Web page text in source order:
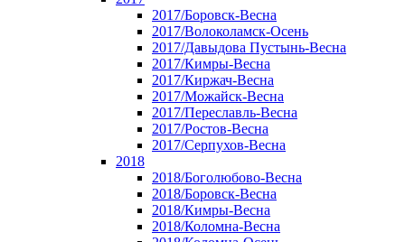
2017/Боровск-Весна
2017/Волоколамск-Осень
2017/Давыдова Пустынь-Весна
2017/Кимры-Весна
2017/Киржач-Весна
2017/Можайск-Весна
2017/Переславль-Весна
2017/Ростов-Весна
2017/Серпухов-Весна
2018
2018/Боголюбово-Весна
2018/Боровск-Весна
2018/Кимры-Весна
2018/Коломна-Весна